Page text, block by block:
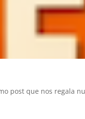
post que nos regala